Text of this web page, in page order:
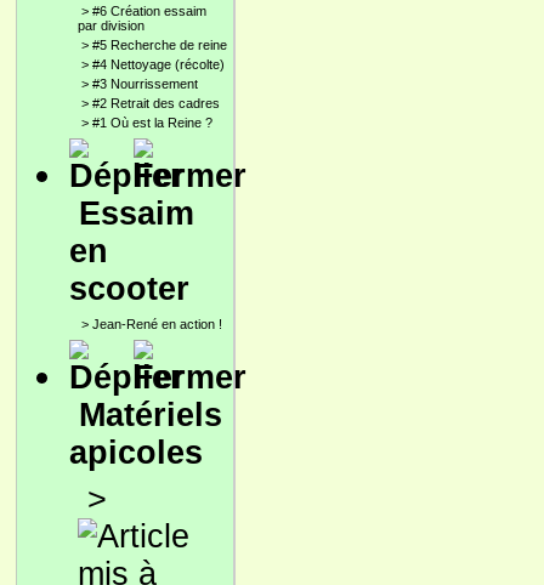
> #6 Création essaim
par division
> #5 Recherche de reine
> #4 Nettoyage (récolte)
> #3 Nourrissement
> #2 Retrait des cadres
> #1 Où est la Reine ?
Essaim
en
scooter
> Jean-René en action !
Matériels
apicoles
>